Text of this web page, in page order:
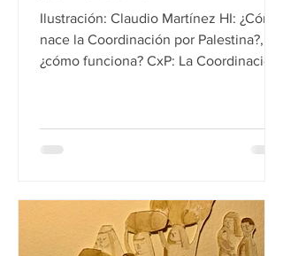
Ilustración: Claudio Martínez HI: ¿Cómo
nace la Coordinación por Palestina?,
¿cómo funciona? CxP: La Coordinación